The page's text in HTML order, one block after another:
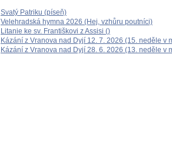
Svatý Patriku (píseň)
Velehradská hymna 2026 (Hej, vzhůru poutníci)
Litanie ke sv. Františkovi z Assisi ()
Kázání z Vranova nad Dyjí 12. 7. 2026 (15. neděle v
Kázání z Vranova nad Dyjí 28. 6. 2026 (13. neděle v